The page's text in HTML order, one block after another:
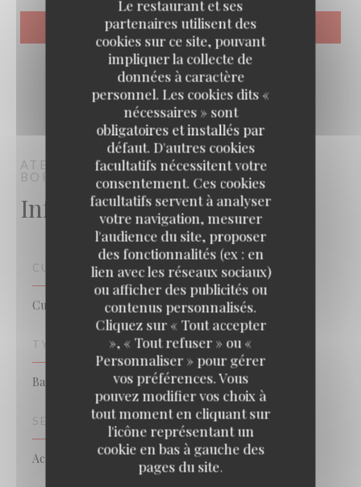
Le restaurant et ses
partenaires utilisent des
cookies sur ce site, pouvant
impliquer la collecte de
données à caractère
personnel. Les cookies dits «
nécessaires » sont
obligatoires et installés par
défaut. D'autres cookies
facultatifs nécessitent votre
consentement. Ces cookies
facultatifs servent à analyser
votre navigation, mesurer
l'audience du site, proposer
des fonctionnalités (ex : en
lien avec les réseaux sociaux)
ou afficher des publicités ou
contenus personnalisés.
Cliquez sur « Tout accepter
», « Tout refuser » ou «
Personnaliser » pour gérer
vos préférences. Vous
pouvez modifier vos choix à
tout moment en cliquant sur
l'icône représentant un
cookie en bas à gauche des
pages du site.
ATELIER DES FAURESBAR RESTAURANT
BORDEAUX
Infos pratiques
CUISINE
Cuisine Créative, Cuisine Traditionnelle, Bistronomique
TYPE DE RESTAURANT
Bar Restaurant
SERVICES
Achat de vin, Vente à emporter